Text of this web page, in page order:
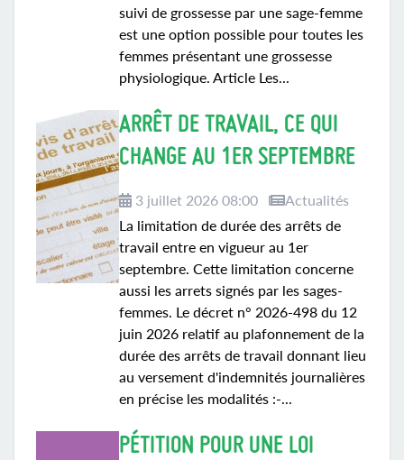
suivi de grossesse par une sage-femme
est une option possible pour toutes les
femmes présentant une grossesse
physiologique. Article Les...
ARRÊT DE TRAVAIL, CE QUI
CHANGE AU 1ER SEPTEMBRE
3 juillet 2026 08:00
Actualités
La limitation de durée des arrêts de
travail entre en vigueur au 1er
septembre. Cette limitation concerne
aussi les arrets signés par les sages-
femmes. Le décret n° 2026-498 du 12
juin 2026 relatif au plafonnement de la
durée des arrêts de travail donnant lieu
au versement d'indemnités journalières
en précise les modalités :-...
PÉTITION POUR UNE LOI